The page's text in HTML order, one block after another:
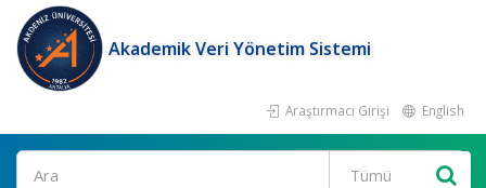
Akademik Veri Yönetim Sistemi
Araştırmacı Girişi English
Ara